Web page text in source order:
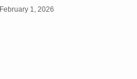
February 1, 2026